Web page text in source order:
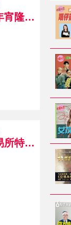
毛記關愛花檔【年宵隆重推出】
毛記葵涌書籍交易所特約：